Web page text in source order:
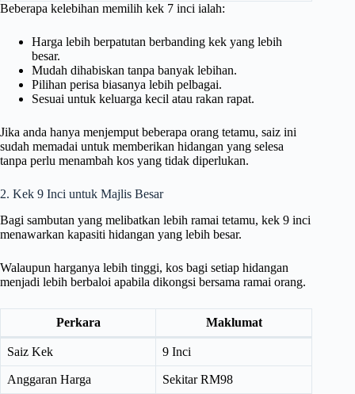
Beberapa kelebihan memilih kek 7 inci ialah:
Harga lebih berpatutan berbanding kek yang lebih
besar.
Mudah dihabiskan tanpa banyak lebihan.
Pilihan perisa biasanya lebih pelbagai.
Sesuai untuk keluarga kecil atau rakan rapat.
Jika anda hanya menjemput beberapa orang tetamu, saiz ini
sudah memadai untuk memberikan hidangan yang selesa
tanpa perlu menambah kos yang tidak diperlukan.
2. Kek 9 Inci untuk Majlis Besar
Bagi sambutan yang melibatkan lebih ramai tetamu, kek 9 inci
menawarkan kapasiti hidangan yang lebih besar.
Walaupun harganya lebih tinggi, kos bagi setiap hidangan
menjadi lebih berbaloi apabila dikongsi bersama ramai orang.
Perkara Maklumat
Saiz Kek 9 Inci
Anggaran Harga Sekitar RM98